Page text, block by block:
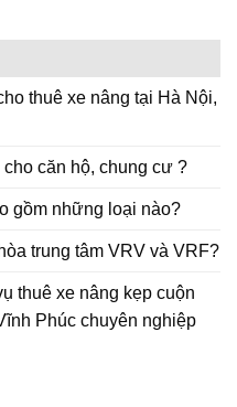
thuê xe nâng tại Hà Nội,
căn hộ, chung cư ?
gồm những loại nào?
trung tâm VRV và VRF?
thuê xe nâng kẹp cuộn
Phúc chuyên nghiệp